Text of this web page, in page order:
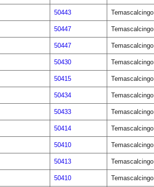
50443 Temascalcingo
50447 Temascalcingo
50447 Temascalcingo
50430 Temascalcingo
50415 Temascalcingo
50434 Temascalcingo
50433 Temascalcingo
50414 Temascalcingo
50410 Temascalcingo
50413 Temascalcingo
50410 Temascalcingo